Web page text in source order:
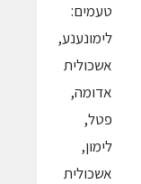
טעמים:
לימונענע,
אשכולית
אדומה,
פטל,
לימון,
אשכולית